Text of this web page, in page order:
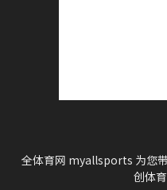
全体育网 myallsports 为您
创体